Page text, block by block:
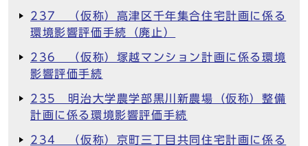
237 （仮称）高津区千年集合住宅計画に係る
環境影響評価手続（廃止）
236 （仮称）塚越マンション計画に係る環境
影響評価手続
235 明治大学農学部黒川新農場（仮称）整備
計画に係る環境影響評価手続
234 （仮称）京町三丁目共同住宅計画に係る